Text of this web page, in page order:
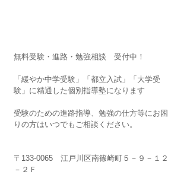
無料受験・進路・勉強相談　受付中！
「緩やか中学受験」「都立入試」「大学受
験」に精通した個別指導塾になります
受験のための進路指導、勉強の仕方等にお困
りの方はいつでもご相談ください。
〒133-0065　江戸川区南篠崎町５－９－１２
－２Ｆ